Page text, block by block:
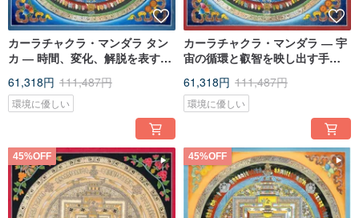
カーラチャクラ・マンダラ タン
カ ― 時間、変化、解脱を表す聖
61,318円 111,487円
環境に優しい
カーラチャクラ・マンダラ ― 宇
宙の循環と叡智を映し出す手作
61,318円 111,487円
環境に優しい
45%OFF 45%OFF